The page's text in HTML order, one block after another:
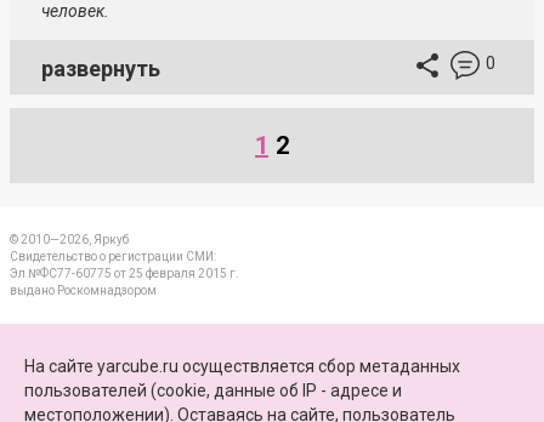
человек.
развернуть 0
1 2
© 2010—2026, Яркуб
Свидетельство о регистрации СМИ:
Эл №ФС77-60775 от 25 февраля 2015 г.
выдано Роскомнадзором
ПАРТНЕРЫ
На сайте yarcube.ru осуществляется сбор метаданных
пользователей (cookie, данные об IP - адресе и
местоположении). Оставаясь на сайте, пользователь